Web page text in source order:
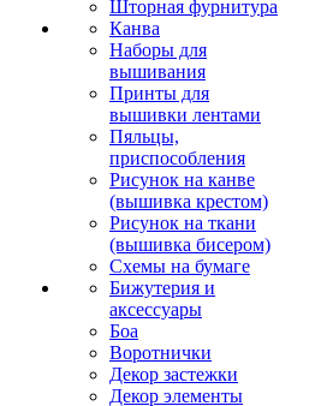
Шторная фурнитура
Канва
Наборы для
вышивания
Принты для
вышивки лентами
Пяльцы,
приспособления
Рисунок на канве
(вышивка крестом)
Рисунок на ткани
(вышивка бисером)
Схемы на бумаге
Бижутерия и
аксессуары
Боа
Воротнички
Декор застежки
Декор элементы